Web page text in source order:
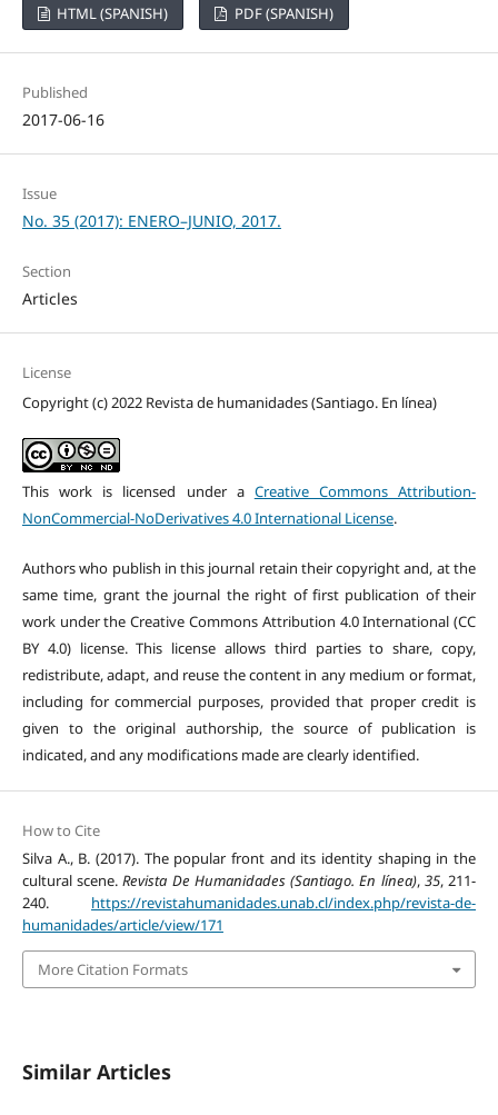
HTML (SPANISH) PDF (SPANISH)
Published
2017-06-16
Issue
No. 35 (2017): ENERO–JUNIO, 2017.
Section
Articles
License
Copyright (c) 2022 Revista de humanidades (Santiago. En línea)
This work is licensed under a Creative Commons Attribution-
NonCommercial-NoDerivatives 4.0 International License.
Authors who publish in this journal retain their copyright and, at the
same time, grant the journal the right of first publication of their
work under the Creative Commons Attribution 4.0 International (CC
BY 4.0) license. This license allows third parties to share, copy,
redistribute, adapt, and reuse the content in any medium or format,
including for commercial purposes, provided that proper credit is
given to the original authorship, the source of publication is
indicated, and any modifications made are clearly identified.
How to Cite
Silva A., B. (2017). The popular front and its identity shaping in the
cultural scene.Revista De Humanidades (Santiago. En línea), 35, 211-
240. https://revistahumanidades.unab.cl/index.php/revista-de-
humanidades/article/view/171
More Citation Formats
Similar Articles